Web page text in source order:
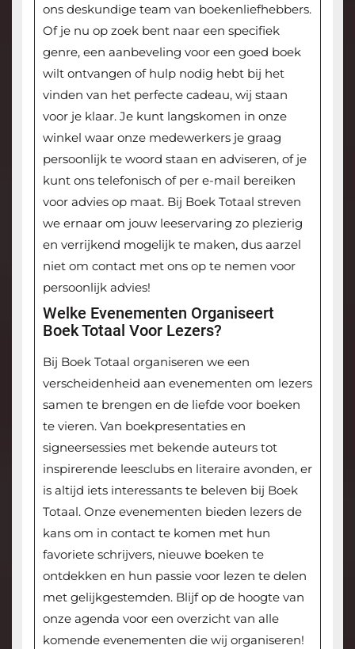
ons deskundige team van boekenliefhebbers.
Of je nu op zoek bent naar een specifiek
genre, een aanbeveling voor een goed boek
wilt ontvangen of hulp nodig hebt bij het
vinden van het perfecte cadeau, wij staan
voor je klaar. Je kunt langskomen in onze
winkel waar onze medewerkers je graag
persoonlijk te woord staan en adviseren, of je
kunt ons telefonisch of per e-mail bereiken
voor advies op maat. Bij Boek Totaal streven
we ernaar om jouw leeservaring zo plezierig
en verrijkend mogelijk te maken, dus aarzel
niet om contact met ons op te nemen voor
persoonlijk advies!
Welke Evenementen Organiseert
Boek Totaal Voor Lezers?
Bij Boek Totaal organiseren we een
verscheidenheid aan evenementen om lezers
samen te brengen en de liefde voor boeken
te vieren. Van boekpresentaties en
signeersessies met bekende auteurs tot
inspirerende leesclubs en literaire avonden, er
is altijd iets interessants te beleven bij Boek
Totaal. Onze evenementen bieden lezers de
kans om in contact te komen met hun
favoriete schrijvers, nieuwe boeken te
ontdekken en hun passie voor lezen te delen
met gelijkgestemden. Blijf op de hoogte van
onze agenda voor een overzicht van alle
komende evenementen die wij organiseren!